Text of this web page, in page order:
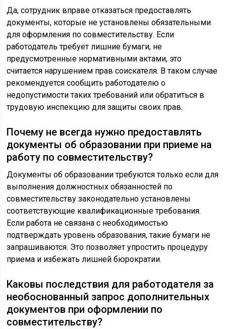
Да, сотрудник вправе отказаться предоставлять
документы, которые не установлены обязательными
для оформления по совместительству. Если
работодатель требует лишние бумаги, не
предусмотренные нормативными актами, это
считается нарушением прав соискателя. В таком случае
рекомендуется сообщить работодателю о
недопустимости таких требований или обратиться в
трудовую инспекцию для защиты своих прав.
Почему не всегда нужно предоставлять
документы об образовании при приеме на
работу по совместительству?
Документы об образовании требуются только если для
выполнения должностных обязанностей по
совместительству законодательно установлены
соответствующие квалификационные требования.
Если работа не связана с необходимостью
подтверждать уровень образования, такие бумаги не
запрашиваются. Это позволяет упростить процедуру
приема и избежать лишней бюрократии.
Каковы последствия для работодателя за
необоснованный запрос дополнительных
документов при оформлении по
совместительству?